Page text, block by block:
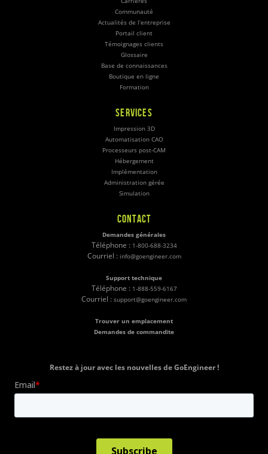
Communauté
Actualités de l’entreprise
Portail client
Témoignages clients
Glossaire
Base de connaissances
Boutique en ligne
Formation
SERVICES
Impression 3D
Automatisation CAO
Processeurs post-CAM
Hébergement
Implémentation
Administration gérée
Simulation
CONTACT
Demandes générales
Téléphone : 1-800-688-3234
Courriel : info@goengineer.com
Support technique
Téléphone : 1-888-559-6167
Courriel : support@goengineer.com
Trouver un emplacement
Demandes de commandite
Restez à jour avec les nouvelles de GoEngineer !